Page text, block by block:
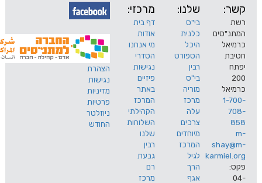
שלנו:
בי"ס
כלנית
היכל
הספורט
רבין
בי"ס
מוריה
מרכז
עלה
צרכים
מיוחדים
המרכז
לגיל
הרך
אגף
מרכזי:
דף בית
אודות
מי אנחנו
הסדרי
נגישות
פיזיים
באתר
המרכז
הקהילתי
השלוחות
שלנו
רבין
גבעת
רם
מרכז
הצהרת
נגישות
מדיניות
פרטיות
ניוזלטר
החודש